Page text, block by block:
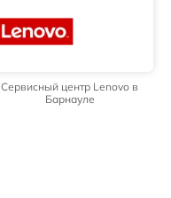
Сервисный центр Lenovo в
Барнауле